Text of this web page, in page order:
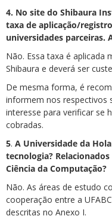
4. No site do Shibaura
taxa de aplicação/
universidades parceiras.
Não. Essa taxa é aplicada
Shibaura e deverá ser
De mesma forma, é
informem nos respectivos
interesse para verificar se
cobradas.
5. A Universidade da
tecnologia?
Ciência da Computação?
Não. As áreas de estudo
cooperação entre a
descritas no Anexo I.